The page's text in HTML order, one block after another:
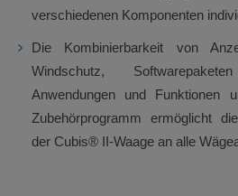
verschiedenen Komponenten
Die Kombinierbarkeit von
Windschutz,
Anwendungen und Funktionen
Zubehörprogramm ermöglicht
der Cubis® II-Waage an alle